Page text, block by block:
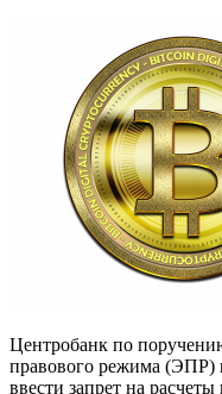
Центробанк по
правового режима (ЭПР)
ввести запрет на